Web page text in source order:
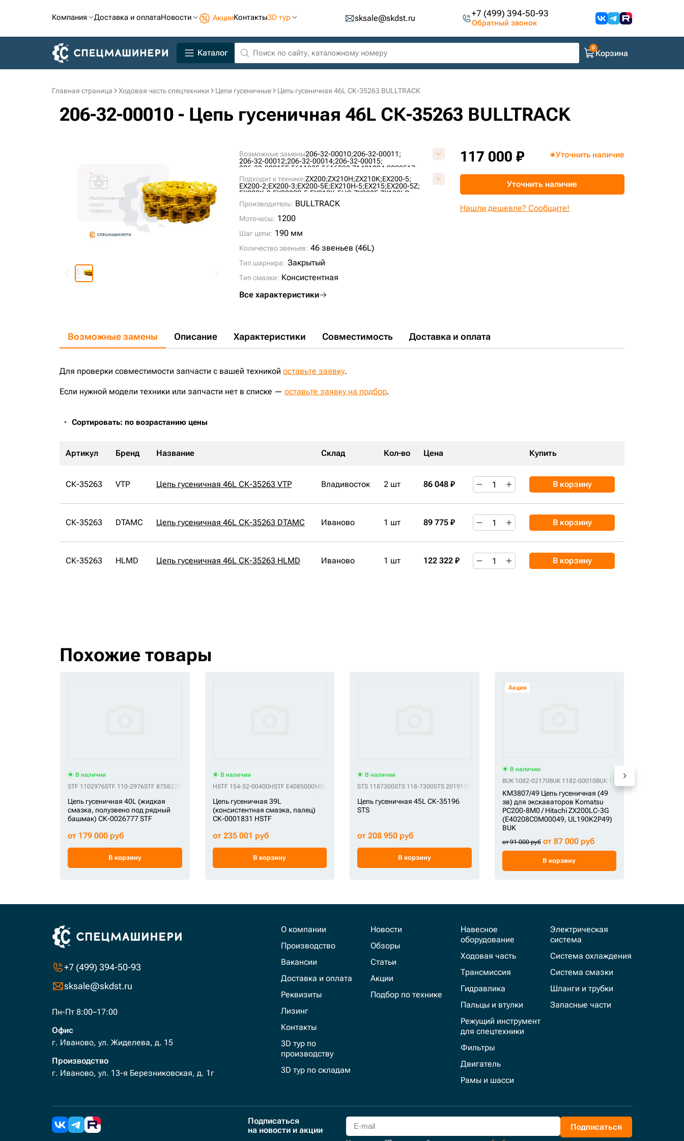
Компания Доставка и оплатаНовости АкцииКонтакты3D тур sksale@skdst.ru +7 (499) 394-50-93
Обратный звонок
Каталог Корзина
Главная страница Ходовая часть спецтехники Цепи гусеничные Цепь гусеничная 46L СК-35263 BULLTRACK
206-32-00010 - Цепь гусеничная 46L СК-35263 BULLTRACK
Возможные замены206-32-00010;206-32-00011;
206-32-00012;206-32-00014;206-32-00015;
206-32-00015E;5611835;5616238;71401294;9092517;
9126216;
9140548;9176006;9200210;
E1569801M00046;E4022000M00046;JRA0416;
VE15690846;VKM1170/46HDV;
Подходит к технике:ZX200;ZX210H;ZX210K;EX200-5;
EX200-2;EX200-3;EX200-5E;EX210H-5;EX215;EX200-5Z;
EX200K-2;EX200SS-5;EX210K-5HG;ZX200E;ZX180LC;
PC220-2;
EX215E; UH09-7;
R902HD;MS230 3;LS3400J;S340;
Производитель: BULLTRACK
Моточасы: 1200
Шаг цепи: 190 мм
Количество звеньев: 46 звеньев (46L)
Тип шарнира: Закрытый
Тип смазки: Консистентная
Все характеристики
117 000 ₽ Уточнить наличие
Уточнить наличие
Нашли дешевле? Сообщите!
Возможные замены Описание Характеристики Совместимость Доставка и оплата
Для проверки совместимости запчасти с вашей техникой оставьте заявку.
Если нужной модели техники или запчасти нет в списке — оставьте заявку на подбор.
Сортировать: по возрастанию цены
Артикул Бренд Название Склад Кол-во Цена Купить
СК-35263 VTP Цепь гусеничная 46L СК-35263 VTP Владивосток 2 шт 86 048 ₽ В корзину
СК-35263 DTAMC Цепь гусеничная 46L СК-35263 DTAMC Иваново 1 шт 89 775 ₽ В корзину
СК-35263 HLMD Цепь гусеничная 46L СК-35263 HLMD Иваново 1 шт 122 322 ₽ В корзину
Похожие товары
В наличии
STF 1102976STF 110-2976STF 87582737 STF AT227773STF CR5465/40STF G01050L1M00040 STF VG0105L040
Цепь гусеничная 40L (жидкая
смазка, полузвено под рядный
башмак) СК-0026777 STF
от 179 000 руб
В корзину
В наличии
HSTF 154-32-00400HSTF E4085000M00039 HSTF KM1103/39HSTF VE40850039
Цепь гусеничная 39L
(консистентная смазка, палец)
СК-0001831 HSTF
от 235 001 руб
В корзину
В наличии
STS 1187300STS 118-7300STS 2019118 STS 6Y2755STS 6Y-2755
Цепь гусеничная 45L СК-35196
STS
от 208 950 руб
В корзину
Акция
В наличии
BUK 1082-02170BUK 1182-00010BUK 1182-00011
KM3807/49 Цепь гусеничная (49
зв) для экскаваторов Komatsu
PC200-8M0 / Hitachi ZX200LC-3G
(E40208C0M00049, UL190K2P49)
BUK
от 91 000 рубот 87 000 руб
В корзину
+7 (499) 394-50-93
sksale@skdst.ru
Пн-Пт 8:00–17:00
Офис
г. Иваново, ул. Жиделева, д. 15
Производство
г. Иваново, ул. 13-я Березниковская, д. 1г
О компании
Производство
Вакансии
Доставка и оплата
Реквизиты
Лизинг
Контакты
3D тур по
производству
3D тур по складам
Новости
Обзоры
Статьи
Акции
Подбор по технике
Навесное
оборудование
Ходовая часть
Трансмиссия
Гидравлика
Пальцы и втулки
Режущий инструмент
для спецтехники
Фильтры
Двигатель
Рамы и шасси
Электрическая
система
Система охлаждения
Система смазки
Шланги и трубки
Запасные части
Подписаться
на новости и акции
Подписаться